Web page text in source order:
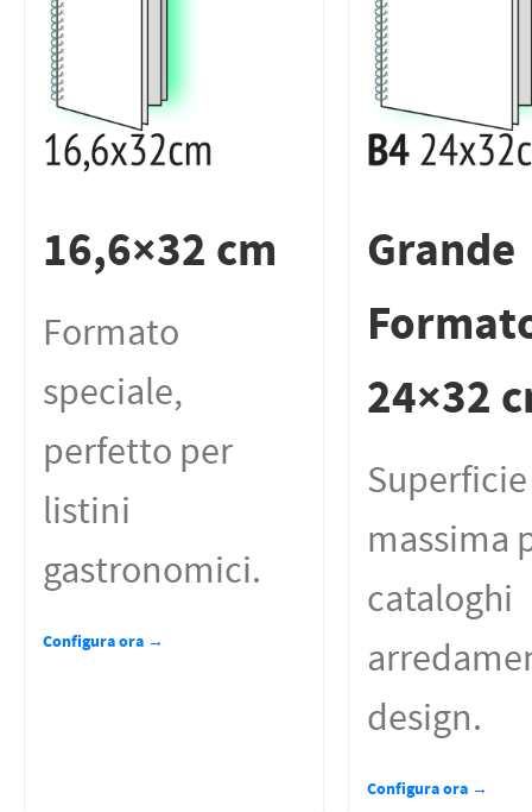
16,6×32 cm
Formato
speciale,
perfetto per
listini
gastronomici.
Configura ora →
Grande
24×32
Superficie
massima
cataloghi
design.
Configura ora →